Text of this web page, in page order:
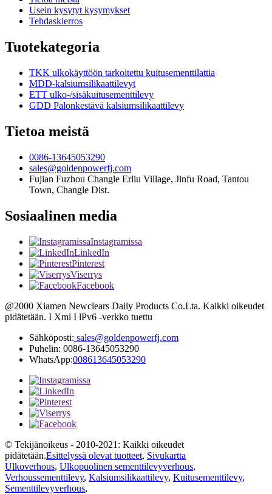
Usein kysytyt kysymykset
Tehdaskierros
Tuotekategoria
TKK ulkokäyttöön tarkoitettu kuitusementtilattia
MDD-kalsiumsilikaattilevyt
ETT ulko-/sisäkuitusementtilevy
GDD Palonkestävä kalsiumsilikaattilevy
Tietoa meistä
0086-13645053290
sales@goldenpowerfj.com
Fujian Fuzhou Changle Erliu Village, Jinfu Road, Tantou
Town, Changle Dist.
Sosiaalinen media
Instagramissa
LinkedIn
Pinterest
Viserrys
Facebook
@2000 Xiamen Newclears Daily Products Co.Lta. Kaikki oikeudet
pidätetään. I Xml I lPv6 -verkko tuettu
Sähköposti: sales@goldenpowerfj.com
Puhelin: 0086-13645053290
WhatsApp:008613645053290
© Tekijänoikeus - 2010-2021: Kaikki oikeudet
pidätetään.Esittelyssä olevat tuotteet, Sivukartta
Ulkoverhous, Ulkopuolinen sementtilevyverhous,
Verhoussementtilevy, Kalsiumsilikaattilevy, Kuitusementtilevy,
Sementtilevyverhous,